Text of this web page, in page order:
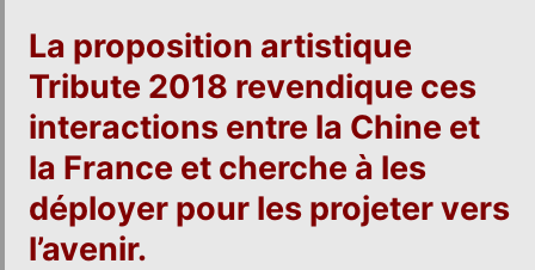
La proposition artistique
Tribute 2018 revendique ces
interactions entre la Chine et
la France et cherche à les
déployer pour les projeter vers
l’avenir.